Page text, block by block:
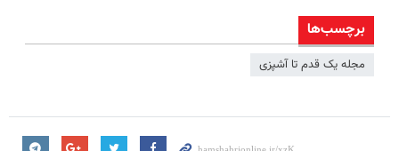
برچسب‌ها
مجله یک قدم تا آشپزی